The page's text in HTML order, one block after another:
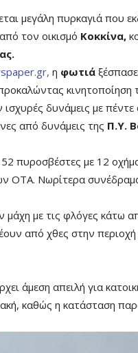
μεγάλη πυρκαγιά που
τον οικισμό Κοκκίνα,
η φωτιά
δυνάμεις με
από δυνάμεις της Π.Υ.
52 πυροσβέστες με 12
ΟΤΑ. Νωρίτερα
με τις φλόγες κάτω
από χθες στην
άμεση απειλή για
καθώς η κατάσταση